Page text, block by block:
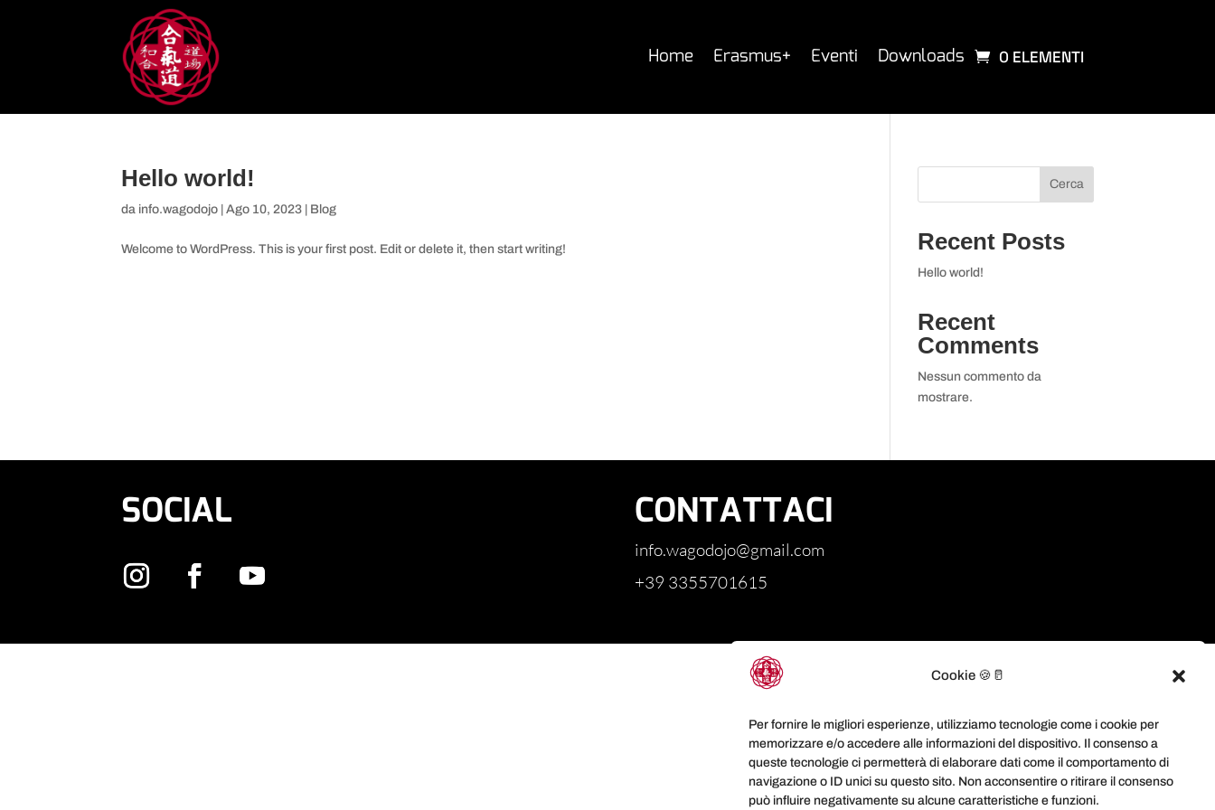
Cookie 🍪🥛
Per fornire le migliori esperienze, utilizziamo tecnologie come i cookie per
memorizzare e/o accedere alle informazioni del dispositivo. Il consenso a
queste tecnologie ci permetterà di elaborare dati come il comportamento di
navigazione o ID unici su questo sito. Non acconsentire o ritirare il consenso
può influire negativamente su alcune caratteristiche e funzioni.
Home Erasmus+ Eventi Downloads 0 ELEMENTI
Hello world!
da info.wagodojo |Ago 10, 2023 Blog
Welcome to WordPress. This is your first post. Edit or delete it, then start writing!
Cerca
Recent Posts
Hello world!
Recent
Comments
Nessun commento da
mostrare.
SOCIAL CONTATTACI
info.wagodojo@gmail.com
+39 3355701615